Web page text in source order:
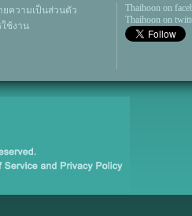
ยความเป็นส่วนตัว
ใช้งาน
Thaihoon on
Thaihoon on